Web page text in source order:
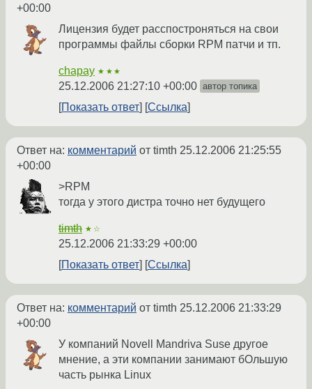
+00:00
Лицензия будет расспостроняться на свои
программы файлы сборки RPM патчи и тп.
chapay ★★★
25.12.2006 21:27:10 +00:00 автор топика
Показать ответ Ссылка
Ответ на: комментарий от timth 25.12.2006 21:25:55
+00:00
>RPM
тогда у этого дистра точно нет будущего
timth ★☆
25.12.2006 21:33:29 +00:00
Показать ответ
Ссылка
Ответ на: комментарий от timth 25.12.2006 21:33:29
+00:00
У компаний Novell Mandriva Suse другое
мнение, а эти компании занимают бОльшую
часть рынка Linux